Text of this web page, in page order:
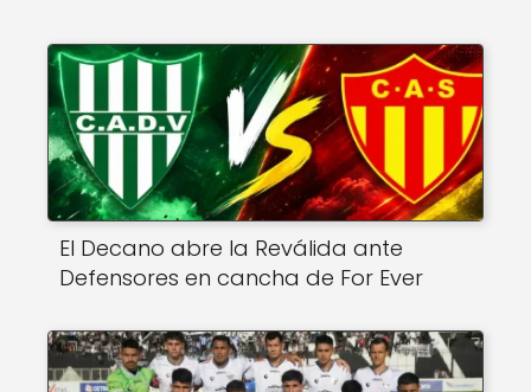
El Decano abre la Reválida ante
Defensores en cancha de For Ever